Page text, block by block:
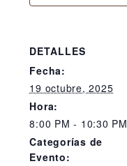
DETALLES
Fecha:
19 octubre, 2025
Hora:
8:00 PM - 10:30 PM
Categorías de
Evento: